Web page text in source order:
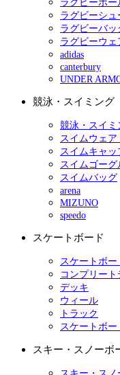
ラグビーボー
ラグビーシュ
ラグビーバッ
ラグビーウェ
adidas
canterbury
UNDER
競泳・スイミング
競泳・スイミ
スイムウェ
スイムキャッ
スイムゴーグ
スイムバッグ
arena
MIZUNO
speedo
スケートボード
スケートボ
コンプリート
デッキ
ウィール
トラック
スケートボー
スキー・スノーボ